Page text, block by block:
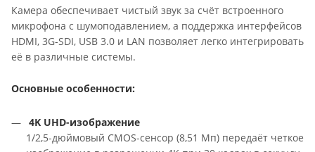
Камера обеспечивает чистый звук за счёт встроенного
микрофона с шумоподавлением, а поддержка интерфейсов
HDMI, 3G-SDI, USB 3.0 и LAN позволяет легко интегрировать
её в различные системы.
Основные особенности:
4K UHD-изображение
1/2,5-дюймовый CMOS-сенсор (8,51 Мп) передаёт четкое